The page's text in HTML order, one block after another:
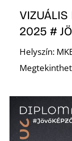
2025 #
Helyszín: